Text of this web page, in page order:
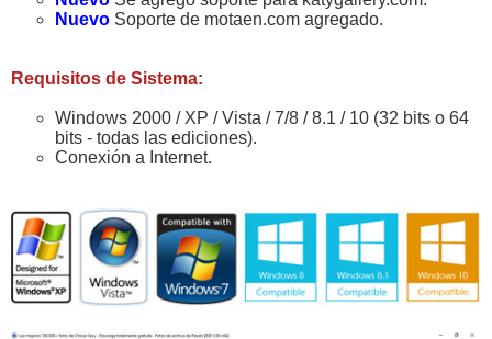
Nuevo Soporte de motaen.com agregado.
Requisitos de Sistema:
Windows 2000 / XP / Vista / 7/8 / 8.1 / 10 (32 bits o 64
bits - todas las ediciones).
Conexión a Internet.